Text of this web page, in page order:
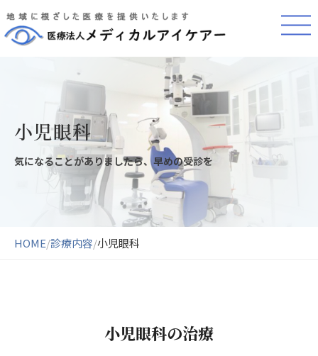
小児眼科
気になることがありましたら、早めの受診を
HOME/診療内容/小児眼科
小児眼科の治療